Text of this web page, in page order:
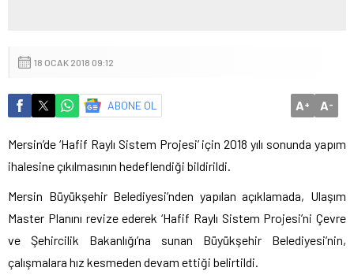
18 OCAK 2018 09:12
ABONE OL A+ A-
Mersin’de ‘Hafif Raylı Sistem Projesi’ için 2018 yılı sonunda yapım
ihalesine çıkılmasının hedeflendiği bildirildi.
Mersin Büyükşehir Belediyesi’nden yapılan açıklamada, Ulaşım
Master Planını revize ederek ‘Hafif Raylı Sistem Projesi’ni Çevre
ve Şehircilik Bakanlığı’na sunan Büyükşehir Belediyesi’nin,
çalışmalara hız kesmeden devam ettiği belirtildi.